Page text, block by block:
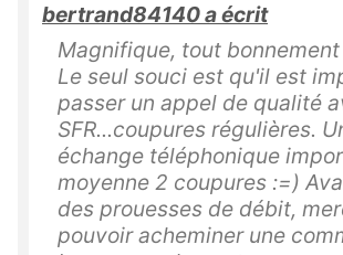
bertrand84140 a écrit
Magnifique, tout
Le seul souci est qu'il est
passer un appel de qualité
SFR...coupures régulières.
échange téléphonique
moyenne 2 coupures :=)
des prouesses de débit,
pouvoir acheminer une